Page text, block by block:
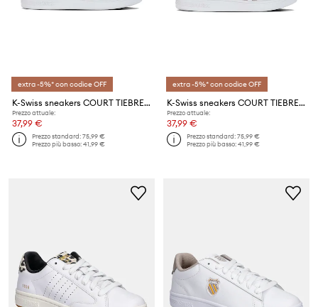
extra -5%* con codice OFF
K-Swiss sneakers COURT TIEBREAK
Prezzo attuale:
37,99 €
Prezzo standard:75,99 €
Prezzo più basso:41,99 €
extra -5%* con codice OFF
K-Swiss sneakers COURT TIEBREAK
Prezzo attuale:
37,99 €
Prezzo standard:75,99 €
Prezzo più basso:41,99 €